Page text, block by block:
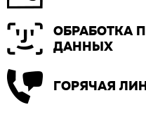
ОБРАБОТКА
ДАННЫХ
ГОРЯЧАЯ